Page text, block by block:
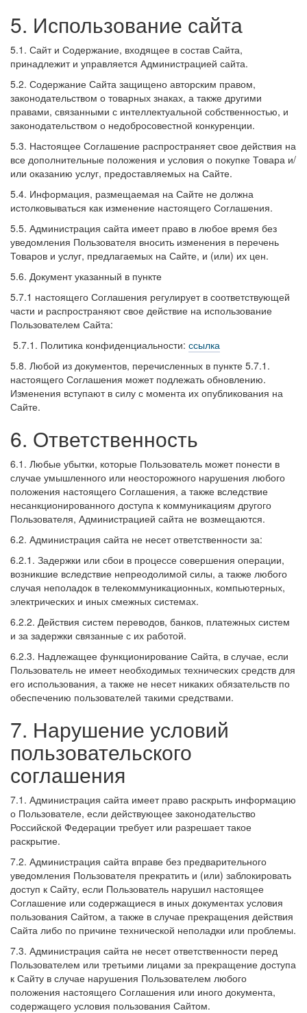
5. Использование сайта
5.1. Сайт и Содержание, входящее в состав Сайта,
принадлежит и управляется Администрацией сайта.
5.2. Содержание Сайта защищено авторским правом,
законодательством о товарных знаках, а также другими
правами, связанными с интеллектуальной собственностью, и
законодательством о недобросовестной конкуренции.
5.3. Настоящее Соглашение распространяет свое действия на
все дополнительные положения и условия о покупке Товара и/
или оказанию услуг, предоставляемых на Сайте.
5.4. Информация, размещаемая на Сайте не должна
истолковываться как изменение настоящего Соглашения.
5.5. Администрация сайта имеет право в любое время без
уведомления Пользователя вносить изменения в перечень
Товаров и услуг, предлагаемых на Сайте, и (или) их цен.
5.6. Документ указанный в пункте
5.7.1 настоящего Соглашения регулирует в соответствующей
части и распространяют свое действие на использование
Пользователем Сайта:
5.7.1. Политика конфиденциальности: ссылка
5.8. Любой из документов, перечисленных в пункте 5.7.1.
настоящего Соглашения может подлежать обновлению.
Изменения вступают в силу с момента их опубликования на
Сайте.
6. Ответственность
6.1. Любые убытки, которые Пользователь может понести в
случае умышленного или неосторожного нарушения любого
положения настоящего Соглашения, а также вследствие
несанкционированного доступа к коммуникациям другого
Пользователя, Администрацией сайта не возмещаются.
6.2. Администрация сайта не несет ответственности за:
6.2.1. Задержки или сбои в процессе совершения операции,
возникшие вследствие непреодолимой силы, а также любого
случая неполадок в телекоммуникационных, компьютерных,
электрических и иных смежных системах.
6.2.2. Действия систем переводов, банков, платежных систем
и за задержки связанные с их работой.
6.2.3. Надлежащее функционирование Сайта, в случае, если
Пользователь не имеет необходимых технических средств для
его использования, а также не несет никаких обязательств по
обеспечению пользователей такими средствами.
7. Нарушение условий
пользовательского
соглашения
7.1. Администрация сайта имеет право раскрыть информацию
о Пользователе, если действующее законодательство
Российской Федерации требует или разрешает такое
раскрытие.
7.2. Администрация сайта вправе без предварительного
уведомления Пользователя прекратить и (или) заблокировать
доступ к Сайту, если Пользователь нарушил настоящее
Соглашение или содержащиеся в иных документах условия
пользования Сайтом, а также в случае прекращения действия
Сайта либо по причине технической неполадки или проблемы.
7.3. Администрация сайта не несет ответственности перед
Пользователем или третьими лицами за прекращение доступа
к Сайту в случае нарушения Пользователем любого
положения настоящего Соглашения или иного документа,
содержащего условия пользования Сайтом.